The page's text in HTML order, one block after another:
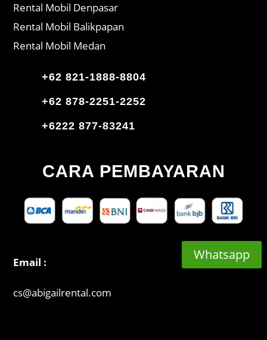
Rental Mobil Denpasar
Rental Mobil Balikpapan
Rental Mobil Medan
+62 821-1888-8804
+62 878-2251-2252
+6222 877-83241
CARA PEMBAYARAN
Email :
cs@abigailrental.com
Whatsapp